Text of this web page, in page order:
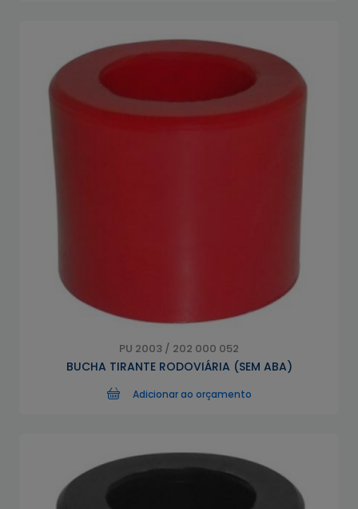
PU 2003 / 202 000 052
BUCHA TIRANTE RODOVIÁRIA (SEM ABA)
Adicionar ao orçamento